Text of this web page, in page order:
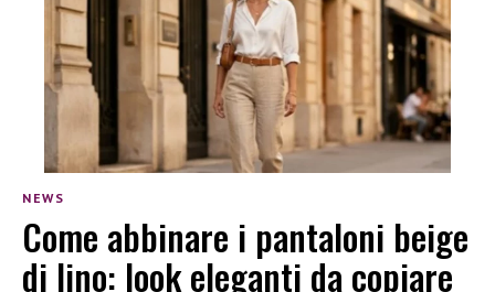
NEWS
Come abbinare i pantaloni beige
di lino: look eleganti da copiare